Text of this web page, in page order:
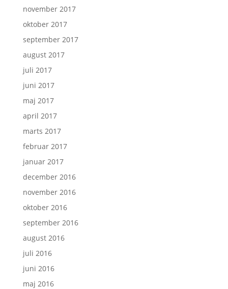
november 2017
oktober 2017
september 2017
august 2017
juli 2017
juni 2017
maj 2017
april 2017
marts 2017
februar 2017
januar 2017
december 2016
november 2016
oktober 2016
september 2016
august 2016
juli 2016
juni 2016
maj 2016